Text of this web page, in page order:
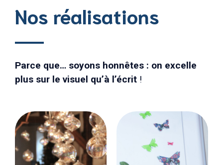
Nos réalisations
Parce que… soyons honnêtes : on excelle
plus sur le visuel qu’à l’écrit !